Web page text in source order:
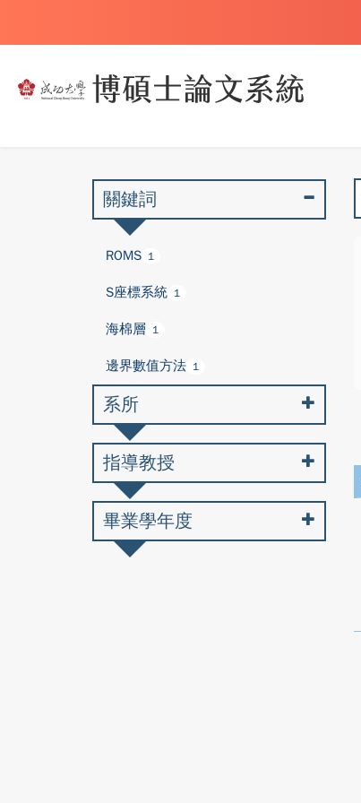
關鍵詞
ROMS 1
S座標系統 1
海棉層 1
邊界數值方法 1
系所
指導教授
畢業學年度